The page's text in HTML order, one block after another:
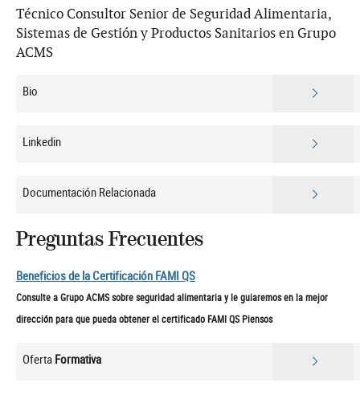
Técnico Consultor Senior de Seguridad Alimentaria,
Sistemas de Gestión y Productos Sanitarios en Grupo
ACMS
Bio
Linkedin
Documentación Relacionada
Preguntas Frecuentes
Beneficios de la Certificación FAMI QS
Consulte a Grupo ACMS sobre seguridad alimentaria y le guiaremos en la mejor
dirección para que pueda obtener el certificado FAMI QS Piensos
Oferta Formativa